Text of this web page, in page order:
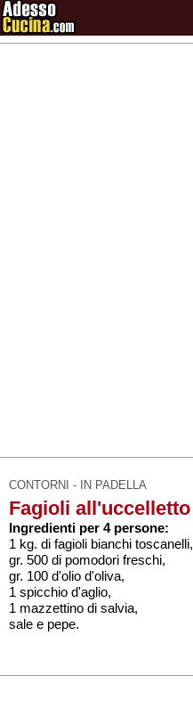
CONTORNI - IN PADELLA
Fagioli all'uccelletto
Ingredienti per 4 persone:
1 kg. di fagioli bianchi toscanelli,
gr. 500 di pomodori freschi,
gr. 100 d'olio d'oliva,
1 spicchio d'aglio,
1 mazzettino di salvia,
sale e pepe.